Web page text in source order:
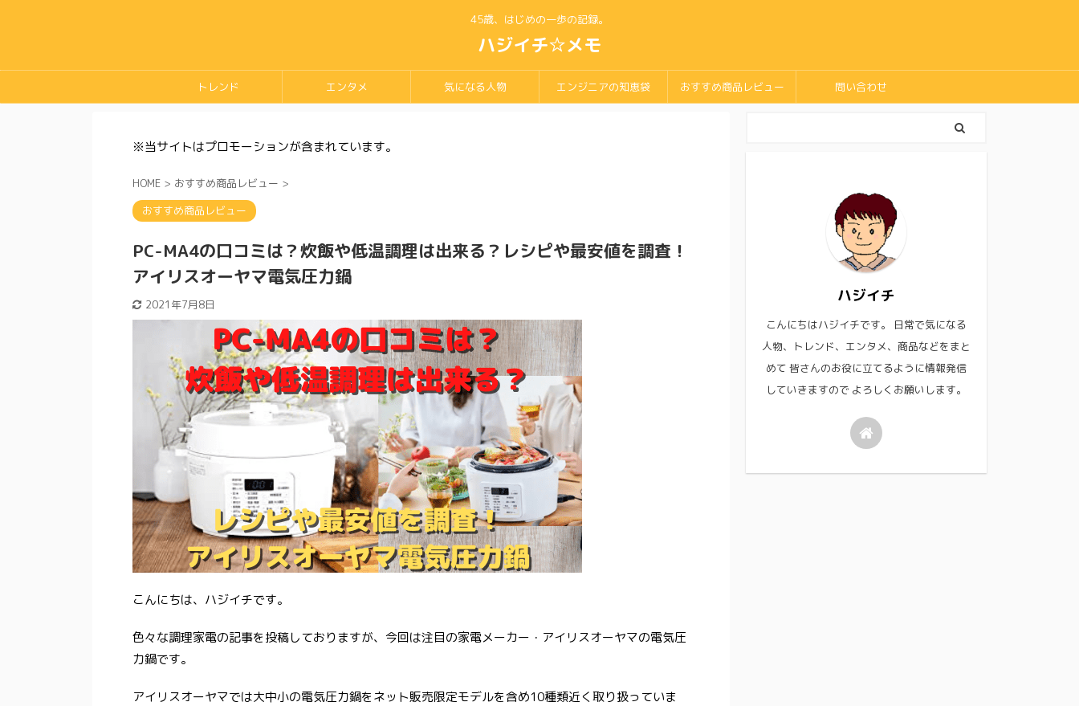
45歳、はじめの一歩の記録。
ハジイチ☆メモ
トレンド エンタメ 気になる人物 エンジニアの知恵袋 おすすめ商品レビュー 問い合わせ
※当サイトはプロモーションが含まれています。
HOME > おすすめ商品レビュー >
おすすめ商品レビュー
PC-MA4の口コミは？炊飯や低温調理は出来る？レシピや最安値を調査！
アイリスオーヤマ電気圧力鍋
2021年7月8日
こんにちは、ハジイチです。
色々な調理家電の記事を投稿しておりますが、今回は注目の家電メーカー・アイリスオーヤマの電気圧
力鍋です。
アイリスオーヤマでは大中小の電気圧力鍋をネット販売限定モデルを含め10種類近く取り扱っていま
ハジイチ
こんにちはハジイチです。 日常で気になる
人物、トレンド、エンタメ、商品などをまと
めて 皆さんのお役に立てるように情報発信
していきますので よろしくお願いします。